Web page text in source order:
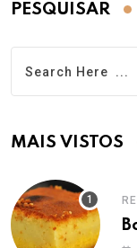
PESQUISAR
MAIS VISTOS